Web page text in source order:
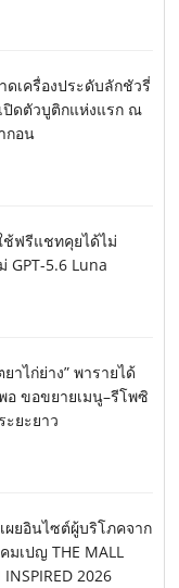
เครื่องประดับลักชัวรี่
ปิดตัวบูติกแห่งแรก ณ
กอน
ช้ฟรีแชทคุยได้ไม่
GPT-5.6 Luna
าไก่ย่าง” พารายได้
อ ขอขยายเมนู–รีโพซิ
ยะยาว
ผยอินไซต์ผู้บริโภคจาก
มเปญ THE MALL
INSPIRED 2026